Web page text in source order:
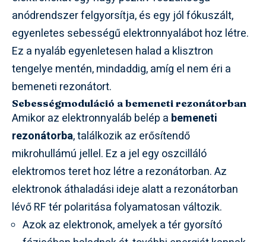
anódrendszer felgyorsítja, és egy jól fókuszált,
egyenletes sebességű elektronnyalábot hoz létre.
Ez a nyaláb egyenletesen halad a klisztron
tengelye mentén, mindaddig, amíg el nem éri a
bemeneti rezonátort.
Sebességmoduláció a bemeneti rezonátorban
Amikor az elektronnyaláb belép a bemeneti
rezonátorba, találkozik az erősítendő
mikrohullámú jellel. Ez a jel egy oszcilláló
elektromos teret hoz létre a rezonátorban. Az
elektronok áthaladási ideje alatt a rezonátorban
lévő RF tér polaritása folyamatosan változik.
Azok az elektronok, amelyek a tér gyorsító